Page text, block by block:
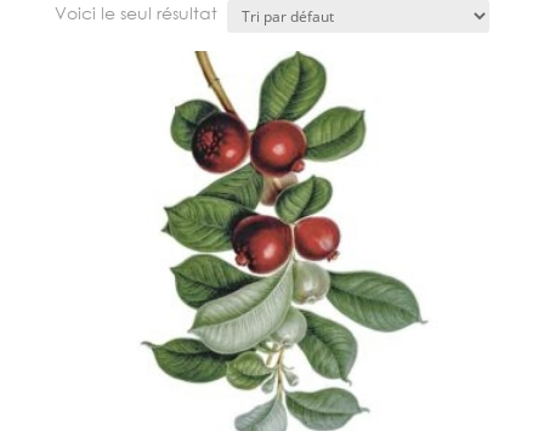
Voici le seul résultat